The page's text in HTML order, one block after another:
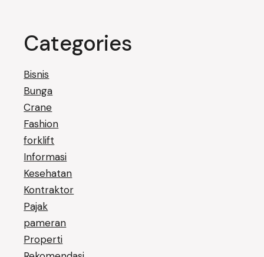
Categories
Bisnis
Bunga
Crane
Fashion
forklift
Informasi
Kesehatan
Kontraktor
Pajak
pameran
Properti